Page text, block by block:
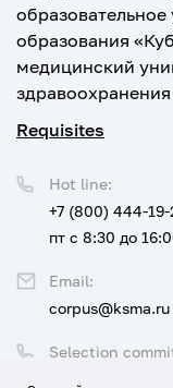
образования
медицинский
Requisites
Selection
Hot line:
+7 (800) 444-19-
пт с 8:30 до
Email:
corpus@ksma.ru